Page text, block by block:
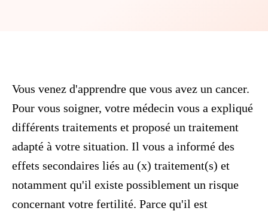
Vous venez d'apprendre que vous avez un cancer.
Pour vous soigner, votre médecin vous a expliqué
différents traitements et proposé un traitement
adapté à votre situation. Il vous a informé des
effets secondaires liés au (x) traitement(s) et
notamment qu'il existe possiblement un risque
concernant votre fertilité. Parce qu'il est